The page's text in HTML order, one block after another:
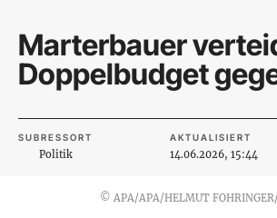
Marterbauer
Doppelbudget
SUBRESSORT
Politik
AKTUALISIERT
14.06.2026, 15:44
© APA/APA/HELMUT